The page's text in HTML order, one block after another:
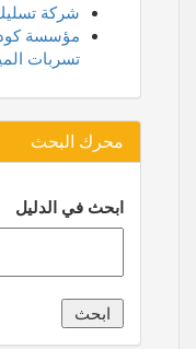
شركة
مؤسسة
تسربات
محرك البحث
ابحث في الدليل